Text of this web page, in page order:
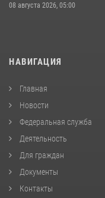
08 августа 2026, 05:00
НАВИГАЦИЯ
Главная
Новости
Федеральная служба
Деятельность
Для граждан
Документы
Контакты